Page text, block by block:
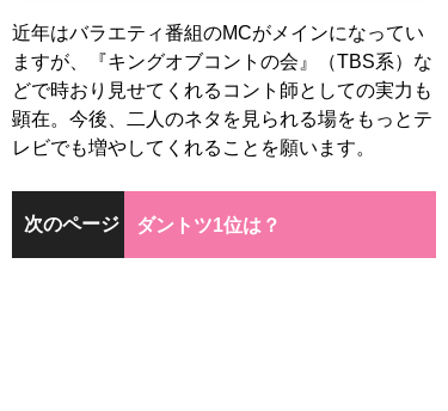
近年はバラエティ番組のMCがメインになってい
ますが、『キングオブコントの会』（TBS系）な
どで時おり見せてくれるコント師としての実力も
顕在。今後、二人のネタを見られる場をもっとテ
レビでも増やしてくれることを願います。
次のページ ダントツ1位は？